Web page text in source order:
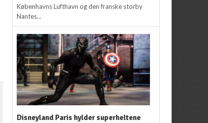
Københavns Lufthavn og den franske storby
Nantes...
Disneyland Paris hylder superheltene